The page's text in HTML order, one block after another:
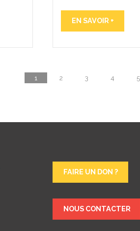
EN SAVOIR +
1 2 3 4 5
FAIRE UN DON ?
NOUS CONTACTER